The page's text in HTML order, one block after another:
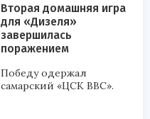
Вторая домашняя игра
для «Дизеля»
завершилась
поражением
Победу одержал
самарский «ЦСК ВВС».